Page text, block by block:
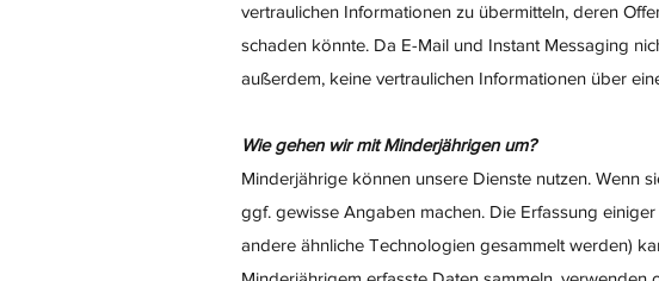
vertraulichen Informationen zu übermitteln, deren
schaden könnte. Da E-Mail und Instant Messaging
außerdem, keine vertraulichen Informationen über
Wie gehen wir mit Minderjährigen um?
Minderjährige können unsere Dienste nutzen. Wenn
ggf. gewisse Angaben machen. Die Erfassung
andere ähnliche Technologien gesammelt werden)